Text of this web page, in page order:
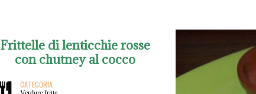
Frittelle di lenticchie rosse
con chutney al cocco
CATEGORIA